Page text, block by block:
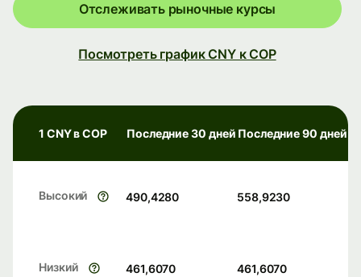
Отслеживать рыночные курсы
Посмотреть график CNY к COP
1 CNY в COP Последние 30 дней Последние 90 дней
Высокий 490,4280 558,9230
Низкий 461,6070 461,6070